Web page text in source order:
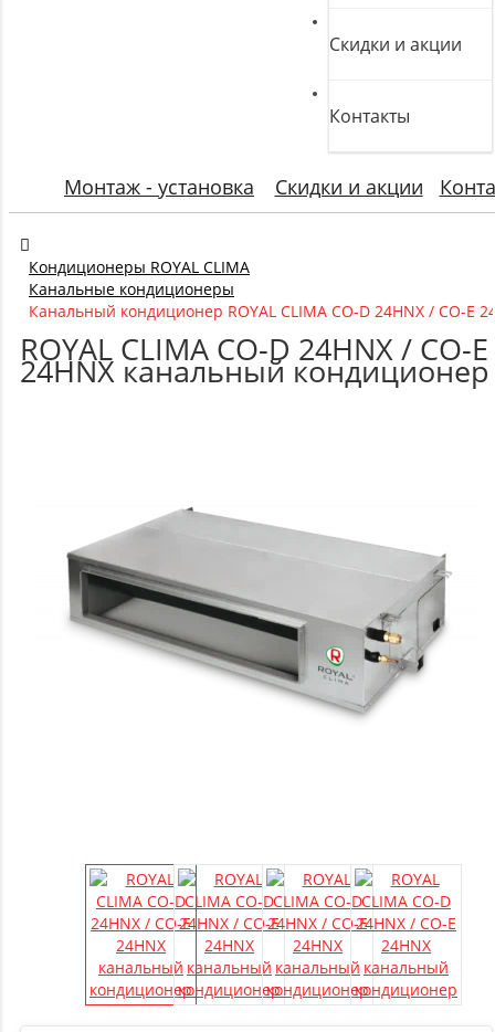
Скидки и акции
Контакты
Монтаж - установка Скидки и акции
Кондиционеры ROYAL CLIMA
Канальные кондиционеры
Канальный кондиционер ROYAL CLIMA CO-D 24HNX / CO-E
ROYAL CLIMA CO-D 24HNX / CO-E
24HNX канальный кондиционер